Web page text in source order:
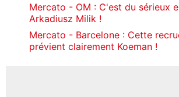
Mercato - OM : C'est du sérieux
Arkadiusz Milik !
Mercato - Barcelone : Cette
prévient clairement Koeman !